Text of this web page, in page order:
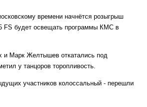
времени начнётся розыгрыш
FS будет освещать программы КМС в
и Марк Желтышев откатались под
у танцоров торопливость.
участников колоссальный - перешли